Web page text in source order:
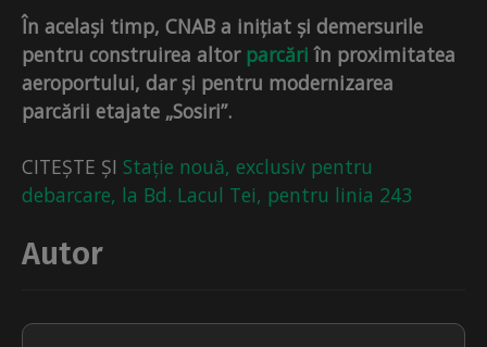
În același timp, CNAB a inițiat și demersurile
pentru construirea altor parcări în proximitatea
aeroportului, dar și pentru modernizarea
parcării etajate „Sosiri”.
CITEȘTE ȘI Stație nouă, exclusiv pentru
debarcare, la Bd. Lacul Tei, pentru linia 243
Autor